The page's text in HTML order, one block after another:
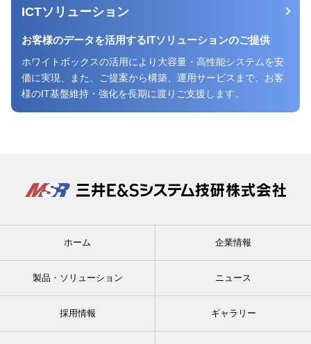
ICTソリューション
お客様のデータを活用するITソリューションのご提供
ホワイトボックスの活用により大容量・高性能システムを安
価に実現、また、ご提案から構築、運用サービスまで、お客
様のIT基盤維持・強化を長期に渡りご支援します。
ホーム 企業情報
製品・ソリューション ニュース
採⽤情報 ギャラリー